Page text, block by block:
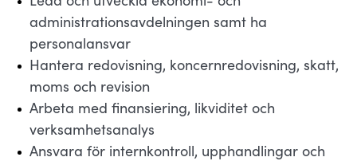
administrationsavdelningen samt ha
personalansvar
Hantera redovisning, koncernredovisning, skatt,
moms och revision
Arbeta med finansiering, likviditet och
verksamhetsanalys
Ansvara för internkontroll, upphandlingar och